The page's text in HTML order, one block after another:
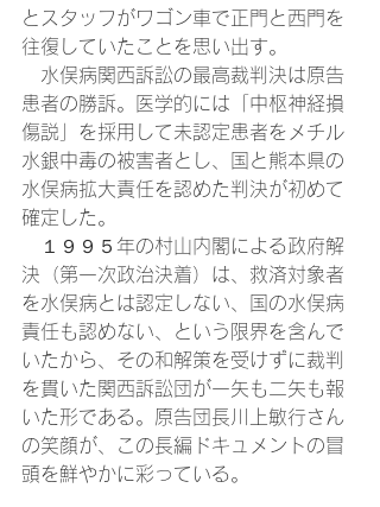
とスタッフがワゴン車で正門と西門を
往復していたことを思い出す。
水俣病関西訴訟の最高裁判決は原告
患者の勝訴。医学的には「中枢神経損
傷説」を採用して未認定患者をメチル
水銀中毒の被害者とし、国と熊本県の
水俣病拡大責任を認めた判決が初めて
確定した。
１９９５年の村山内閣による政府解
決（第一次政治決着）は、救済対象者
を水俣病とは認定しない、国の水俣病
責任も認めない、という限界を含んで
いたから、その和解策を受けずに裁判
を貫いた関西訴訟団が一矢も二矢も報
いた形である。原告団長川上敏行さん
の笑顔が、この長編ドキュメントの冒
頭を鮮やかに彩っている。